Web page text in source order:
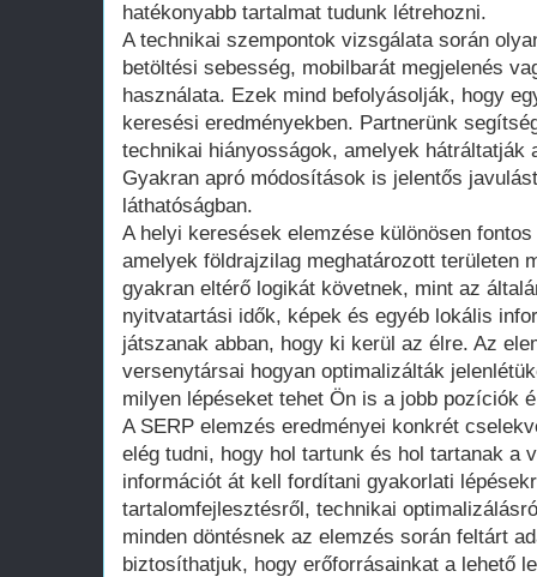
hatékonyabb tartalmat tudunk létrehozni.
A technikai szempontok vizsgálata során
betöltési sebesség, mobilbarát megjelenés
használata. Ezek mind befolyásolják, hogy
keresési eredményekben. Partnerünk
technikai hiányosságok, amelyek hátráltatják
Gyakran apró módosítások is jelentős
láthatóságban.
A helyi keresések elemzése különösen
amelyek földrajzilag meghatározott területen
gyakran eltérő logikát követnek, mint az
nyitvatartási idők, képek és egyéb lokális
játszanak abban, hogy ki kerül az élre. Az
versenytársai hogyan optimalizálták
milyen lépéseket tehet Ön is a jobb pozíciók
A SERP elemzés eredményei konkrét
elég tudni, hogy hol tartunk és hol tartanak a
információt át kell fordítani gyakorlati
tartalomfejlesztésről, technikai
minden döntésnek az elemzés során feltárt
biztosíthatjuk, hogy erőforrásainkat a lehető